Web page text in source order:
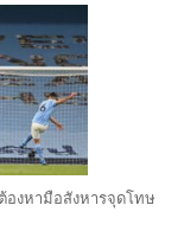
งหามือสังหารจุดโทษ